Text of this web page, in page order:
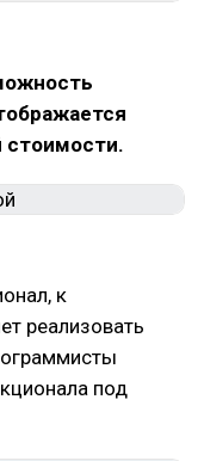
стоимости.
к
реализовать
под